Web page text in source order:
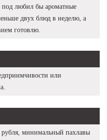
под любил бы ароматные
двух блюд в неделю, а
готовлю.
или
рубля, минимальный пахлавы